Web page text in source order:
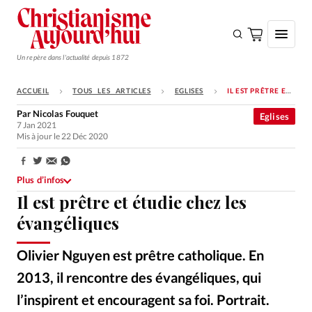
Un repère dans l'actualité depuis 1872
S'ABONNER
Monde
Opinions
Tous les articles
Faire un don
Emploi
Se connecter
ACCUEIL TOUS LES ARTICLES EGLISES IL EST PRÊTRE ET ÉTUDIE CHEZ LES ÉVANGÉLIQUES
Il est prêtre et étudie chez les
évangéliques
Olivier Nguyen est prêtre catholique. En
2013, il rencontre des évangéliques, qui
l’inspirent et encouragent sa foi. Portrait.
Eglises
Par Nicolas Fouquet
7 Jan 2021
Mis à jour le 22 Déc 2020
Partager:
Plus d’infos
©père Olivier Nguyen - DR